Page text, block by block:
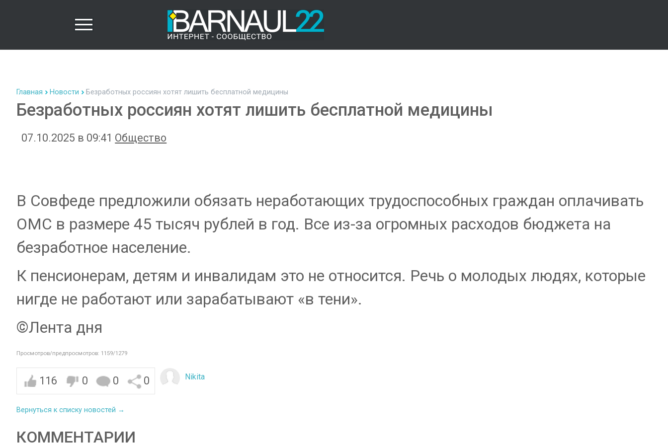
Главная Новости Безработных россиян хотят лишить бесплатной медицины
Безработных россиян хотят лишить бесплатной медицины
07.10.2025 в 09:41 Общество
В Совфеде предложили обязать неработающих трудоспособных граждан оплачивать
ОМС в размере 45 тысяч рублей в год. Все из-за огромных расходов бюджета на
безработное население.
К пенсионерам, детям и инвалидам это не относится. Речь о молодых людях, которые
нигде не работают или зарабатывают «в тени».
©️Лента дня
Просмотров/предпросмотров: 1159/1279
116 0 0 0 Nikita
Вернуться к списку новостей →
КОММЕНТАРИИ